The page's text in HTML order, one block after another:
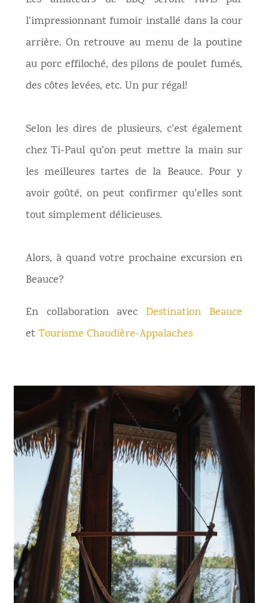
l’impressionnant fumoir installé dans la cour
arrière. On retrouve au menu de la poutine
au porc effiloché, des pilons de poulet fumés,
des côtes levées, etc. Un pur régal!
Selon les dires de plusieurs, c’est également
chez Ti-Paul qu’on peut mettre la main sur
les meilleures tartes de la Beauce. Pour y
avoir goûté, on peut confirmer qu’elles sont
tout simplement délicieuses.
Alors, à quand votre prochaine excursion en
Beauce?
En collaboration avecDestination Beauce
etTourisme Chaudière-Appalaches